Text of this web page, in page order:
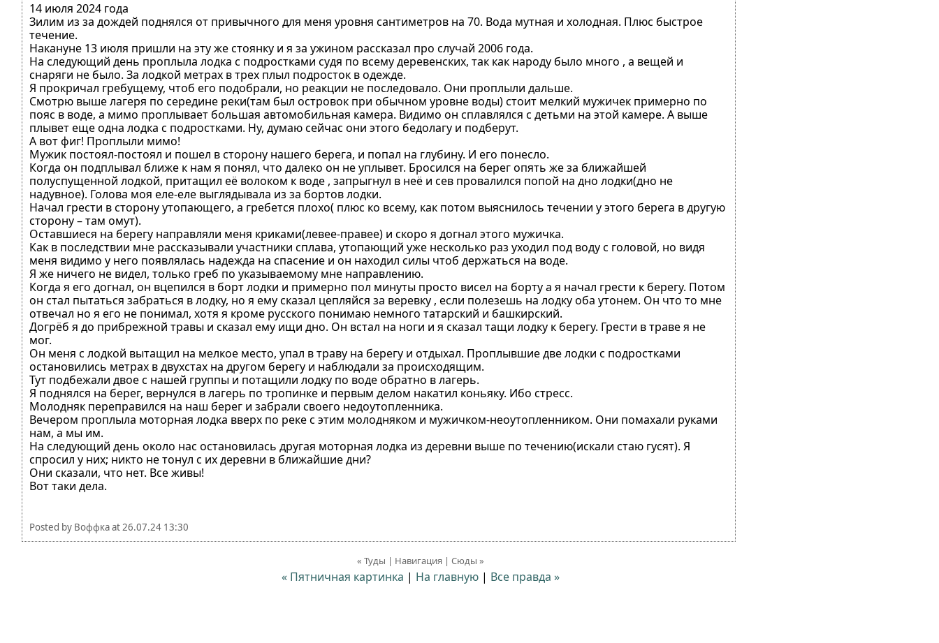
14 июля 2024 года
Зилим из за дождей поднялся от привычного для меня уровня сантиметров на 70. Вода мутная и холодная. Плюс быстрое
течение.
Накануне 13 июля пришли на эту же стоянку и я за ужином рассказал про случай 2006 года.
На следующий день проплыла лодка с подростками судя по всему деревенских, так как народу было много , а вещей и
снаряги не было. За лодкой метрах в трех плыл подросток в одежде.
Я прокричал гребущему, чтоб его подобрали, но реакции не последовало. Они проплыли дальше.
Смотрю выше лагеря по середине реки(там был островок при обычном уровне воды) стоит мелкий мужичек примерно по
пояс в воде, а мимо проплывает большая автомобильная камера. Видимо он сплавлялся с детьми на этой камере. А выше
плывет еще одна лодка с подростками. Ну, думаю сейчас они этого бедолагу и подберут.
А вот фиг! Проплыли мимо!
Мужик постоял-постоял и пошел в сторону нашего берега, и попал на глубину. И его понесло.
Когда он подплывал ближе к нам я понял, что далеко он не уплывет. Бросился на берег опять же за ближайшей
полуспущенной лодкой, притащил её волоком к воде , запрыгнул в неё и сев провалился попой на дно лодки(дно не
надувное). Голова моя еле-еле выглядывала из за бортов лодки.
Начал грести в сторону утопающего, а гребется плохо( плюс ко всему, как потом выяснилось течении у этого берега в другую
сторону – там омут).
Оставшиеся на берегу направляли меня криками(левее-правее) и скоро я догнал этого мужичка.
Как в последствии мне рассказывали участники сплава, утопающий уже несколько раз уходил под воду с головой, но видя
меня видимо у него появлялась надежда на спасение и он находил силы чтоб держаться на воде.
Я же ничего не видел, только греб по указываемому мне направлению.
Когда я его догнал, он вцепился в борт лодки и примерно пол минуты просто висел на борту а я начал грести к берегу. Потом
он стал пытаться забраться в лодку, но я ему сказал цепляйся за веревку , если полезешь на лодку оба утонем. Он что то мне
отвечал но я его не понимал, хотя я кроме русского понимаю немного татарский и башкирский.
Догрёб я до прибрежной травы и сказал ему ищи дно. Он встал на ноги и я сказал тащи лодку к берегу. Грести в траве я не
мог.
Он меня с лодкой вытащил на мелкое место, упал в траву на берегу и отдыхал. Проплывшие две лодки с подростками
остановились метрах в двухстах на другом берегу и наблюдали за происходящим.
Тут подбежали двое с нашей группы и потащили лодку по воде обратно в лагерь.
Я поднялся на берег, вернулся в лагерь по тропинке и первым делом накатил коньяку. Ибо стресс.
Молодняк переправился на наш берег и забрали своего недоутопленника.
Вечером проплыла моторная лодка вверх по реке с этим молодняком и мужичком-неоутопленником. Они помахали руками
нам, а мы им.
На следующий день около нас остановилась другая моторная лодка из деревни выше по течению(искали стаю гусят). Я
спросил у них; никто не тонул с их деревни в ближайшие дни?
Они сказали, что нет. Все живы!
Вот таки дела.
Posted by Воффкаat26.07.24 13:30
« Туды | Навигация | Сюды »
« Пятничная картинка | На главную | Все правда »